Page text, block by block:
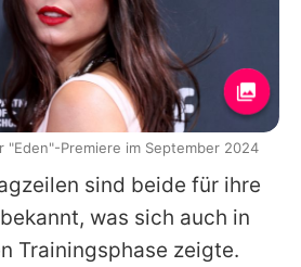
sind beide für ihre
was sich auch in
Trainingsphase zeigte.
"Eden"-Premiere im September 2024